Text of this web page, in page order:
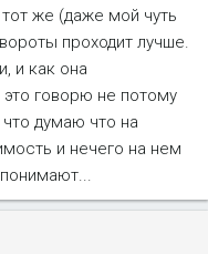
же (даже мой чуть
проходит лучше.
и как она
говорю не потому
думаю что на
и нечего на нем